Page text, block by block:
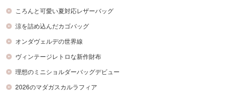
ころんと可愛い夏対応レザーバッグ
涼を詰め込んだカゴバッグ
オンダヴェルデの世界線
ヴィンテージレトロな新作財布
理想のミニショルダーバッグデビュー
2026のマダガスカルラフィア